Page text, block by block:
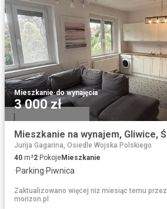
Mieszkanie·do wynajęcia
3 000 zł
Jurija Gagarina, Osiedle Wojska Polskiego
40 m²2 PokojeMieszkanie
·Parking·Piwnica
Zaktualizowano więcej niż miesiąc temu przez
morizon.pl